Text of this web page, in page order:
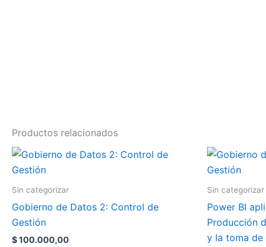
Productos relacionados
Sin categorizar
Gobierno de Datos 2: Control de
Gestión
$100.000,00
Sin categorizar
Power BI
Producción
y la toma de